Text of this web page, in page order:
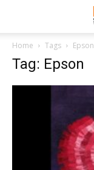
Home Tags Epson
Tag: Epson